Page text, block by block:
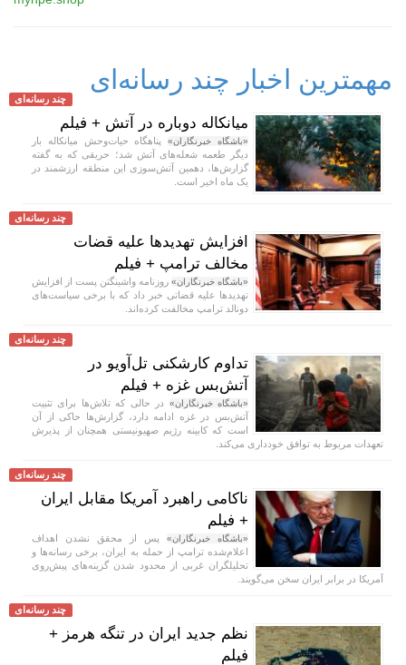
مهمترین اخبار چند رسانه‌ای
چند رسانه‌ای
میانکاله دوباره در آتش + فیلم
«باشگاه خبرنگاران»پناهگاه حیات‌وحش میانکاله بار
دیگر طعمه شعله‌های آتش شد؛ حریقی که به گفته
گزارش‌ها، دهمین آتش‌سوزی این منطقه ارزشمند در
یک ماه اخیر است.
چند رسانه‌ای
افزایش تهدید‌ها علیه قضات
مخالف ترامپ + فیلم
«باشگاه خبرنگاران» روزنامه واشینگتن پست از افزایش
تهدید‌ها علیه قضاتی خبر داد که با برخی سیاست‌های
دونالد ترامپ مخالفت کرده‌اند.
چند رسانه‌ای
تداوم کارشکنی تل‌آویو در
آتش‌بس غزه + فیلم
«باشگاه خبرنگاران» در حالی که تلاش‌ها برای تثبیت
آتش‌بس در غزه ادامه دارد، گزارش‌ها حاکی از آن
است که کابینه رژیم صهیونیستی همچنان از پذیرش
تعهدات مربوط به توافق خودداری می‌کند.
چند رسانه‌ای
ناکامی راهبرد آمریکا مقابل ایران
+ فیلم
«باشگاه خبرنگاران» پس از محقق نشدن اهداف
اعلام‌شده ترامپ از حمله به ایران، برخی رسانه‌ها و
تحلیلگران غربی از محدود شدن گزینه‌های پیش‌روی
آمریکا در برابر ایران سخن می‌گویند.
چند رسانه‌ای
نظم جدید ایران در تنگه هرمز +
فیلم